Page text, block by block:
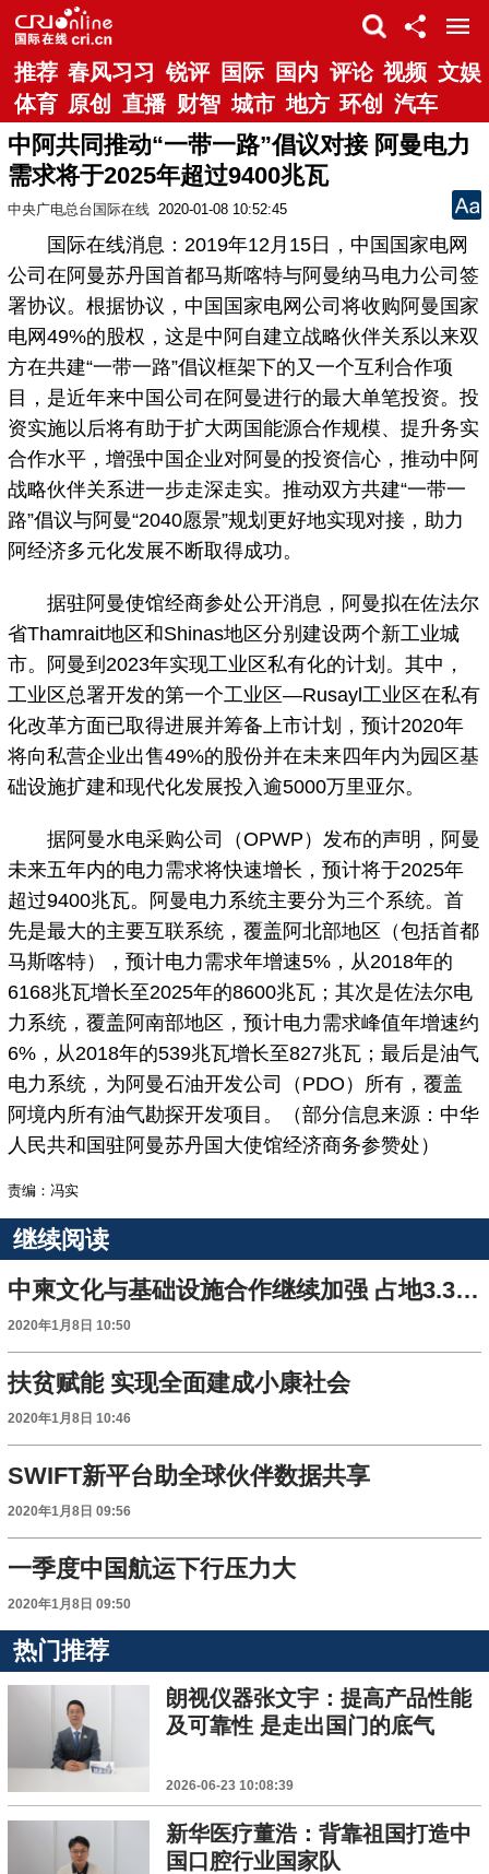
推荐 春风习习 锐评 国际 国内 评论 视频 文娱
体育 原创 直播 财智 城市 地方 环创 汽车
中阿共同推动“一带一路”倡议对接 阿曼电力
需求将于2025年超过9400兆瓦
中央广电总台国际在线 2020-01-08 10:52:45
国际在线消息：2019年12月15日，中国国家电网
公司在阿曼苏丹国首都马斯喀特与阿曼纳马电力公司签
署协议。根据协议，中国国家电网公司将收购阿曼国家
电网49%的股权，这是中阿自建立战略伙伴关系以来双
方在共建“一带一路”倡议框架下的又一个互利合作项
目，是近年来中国公司在阿曼进行的最大单笔投资。投
资实施以后将有助于扩大两国能源合作规模、提升务实
合作水平，增强中国企业对阿曼的投资信心，推动中阿
战略伙伴关系进一步走深走实。推动双方共建“一带一
路”倡议与阿曼“2040愿景”规划更好地实现对接，助力
阿经济多元化发展不断取得成功。
据驻阿曼使馆经商参处公开消息，阿曼拟在佐法尔
省Thamrait地区和Shinas地区分别建设两个新工业城
市。阿曼到2023年实现工业区私有化的计划。其中，
工业区总署开发的第一个工业区—Rusayl工业区在私有
化改革方面已取得进展并筹备上市计划，预计2020年
将向私营企业出售49%的股份并在未来四年内为园区基
础设施扩建和现代化发展投入逾5000万里亚尔。
据阿曼水电采购公司（OPWP）发布的声明，阿曼
未来五年内的电力需求将快速增长，预计将于2025年
超过9400兆瓦。阿曼电力系统主要分为三个系统。首
先是最大的主要互联系统，覆盖阿北部地区（包括首都
马斯喀特），预计电力需求年增速5%，从2018年的
6168兆瓦增长至2025年的8600兆瓦；其次是佐法尔电
力系统，覆盖阿南部地区，预计电力需求峰值年增速约
6%，从2018年的539兆瓦增长至827兆瓦；最后是油气
电力系统，为阿曼石油开发公司（PDO）所有，覆盖
阿境内所有油气勘探开发项目。（部分信息来源：中华
人民共和国驻阿曼苏丹国大使馆经济商务参赞处）
责编：冯实
继续阅读
中柬文化与基础设施合作继续加强 占地3.3公顷中柬文化创意园2020年运营
2020年1月8日 10:50
扶贫赋能 实现全面建成小康社会
2020年1月8日 10:46
SWIFT新平台助全球伙伴数据共享
2020年1月8日 09:56
一季度中国航运下行压力大
2020年1月8日 09:50
热门推荐
朗视仪器张文宇：提高产品性能
及可靠性 是走出国门的底气
2026-06-23 10:08:39
新华医疗董浩：背靠祖国打造中
国口腔行业国家队